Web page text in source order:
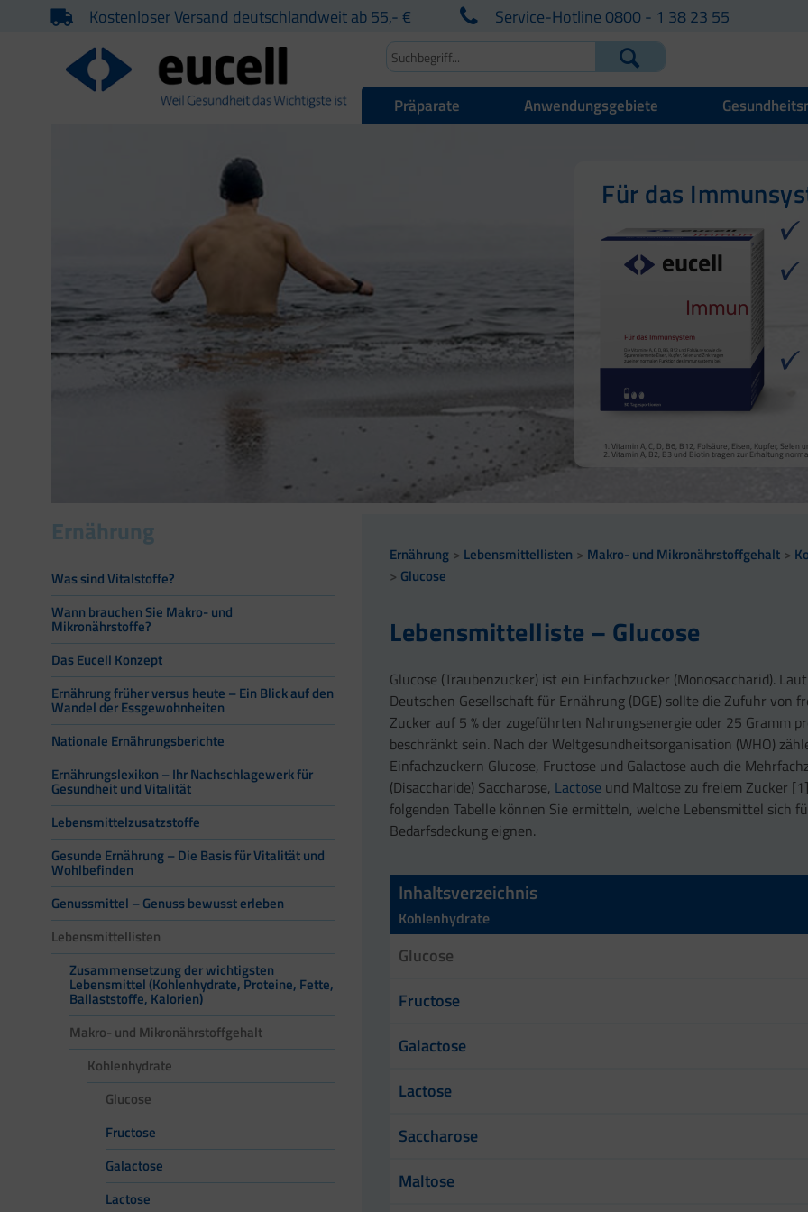
Kostenloser Versand deutschlandweit ab 55,- € Service-Hotline 0800 - 1 38 23 55
Präparate Anwendungsgebiete
Für das
Vitamin A, C, D, B6, B12, Folsäure, Eisen, Kupfer,
Vitamin A, B2, B3 und Biotin tragen zur Erhaltung
Für Haut, Haare
Selen, Zink und Biotin tragen zur Erhaltung gesunder
Selen und Zink tragen zur Erhaltung normaler Nägel bei.
Vitamin C, E, B2, Kupfer, Mangan, Selen und Zink
Für Ihre natürliche
sowie zu einem normalen Stoffwechsel von
Vitamin B2 und Biotin tragen zur Erhaltung normaler
Vitamin D und Zink tragen zur normalen Funktion des
Ernährung
Was sind Vitalstoffe?
Wann brauchen Sie Makro- und
Mikronährstoffe?
Das Eucell Konzept
Ernährung früher versus heute – Ein Blick auf den
Wandel der Essgewohnheiten
Nationale Ernährungsberichte
Ernährungslexikon – Ihr Nachschlagewerk für
Gesundheit und Vitalität
Lebensmittelzusatzstoffe
Gesunde Ernährung – Die Basis für Vitalität und
Wohlbefinden
Genussmittel – Genuss bewusst erleben
Lebensmittellisten
Zusammensetzung der wichtigsten
Lebensmittel (Kohlenhydrate, Proteine, Fette,
Ballaststoffe, Kalorien)
Makro- und Mikronährstoffgehalt
Kohlenhydrate
Glucose
Fructose
Galactose
Lactose
Ernährung Lebensmittellisten Makro- und Mikronährstoffgehalt
Glucose
Lebensmittelliste – Glucose
Glucose (Traubenzucker) ist ein Einfachzucker (Monosaccharid).
Deutschen Gesellschaft für Ernährung (DGE) sollte die Zufuhr von
Zucker auf 5 % der zugeführten Nahrungsenergie oder 25 Gramm
beschränkt sein. Nach der Weltgesundheitsorganisation (WHO)
Einfachzuckern Glucose, Fructose und Galactose auch die
(Disaccharide) Saccharose, Lactose und Maltose zu freiem Zucker
folgenden Tabelle können Sie ermitteln, welche Lebensmittel sich
Bedarfsdeckung eignen.
Inhaltsverzeichnis
Kohlenhydrate
Glucose
Fructose
Galactose
Lactose
Saccharose
Maltose